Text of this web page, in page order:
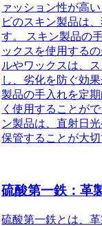
ァッション性が高
ビのスキン製品は
す。 スキン製品の
ックスを使用する
ルやワックスは、
し、劣化を防ぐ効
製品の手入れを定
く使用することが
ン製品は、直射日
保管することが大切
硫酸第一鉄：革
硫酸第一鉄とは、